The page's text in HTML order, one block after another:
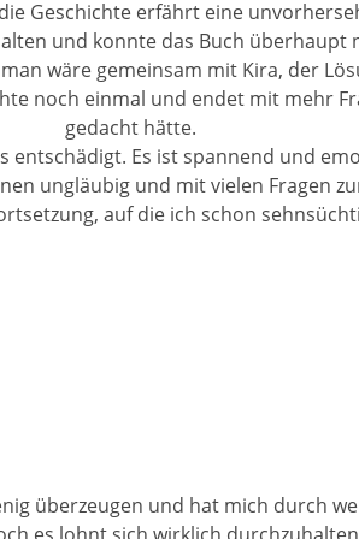
Geschichte erfährt eine
und konnte das Buch überhaupt
wäre gemeinsam mit Kira, der
noch einmal und endet mit mehr
gedacht hätte.
entschädigt. Es ist spannend und
ungläubig und mit vielen Fragen
auf die ich schon
überzeugen und hat mich durch